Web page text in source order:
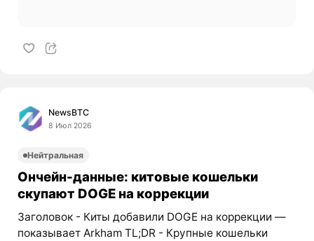
NewsBTC
8 Июл 2026
Нейтральная
Ончейн-данные: китовые кошельки
скупают DOGE на коррекции
Заголовок - Киты добавили DOGE на коррекции —
показывает Arkham TL;DR - Крупные кошельки